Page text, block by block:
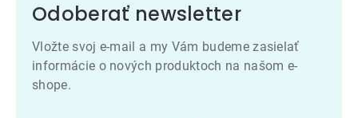
Odoberať newsletter
Vložte svoj e-mail a my Vám budeme zasielať
informácie o nových produktoch na našom e-
shope.